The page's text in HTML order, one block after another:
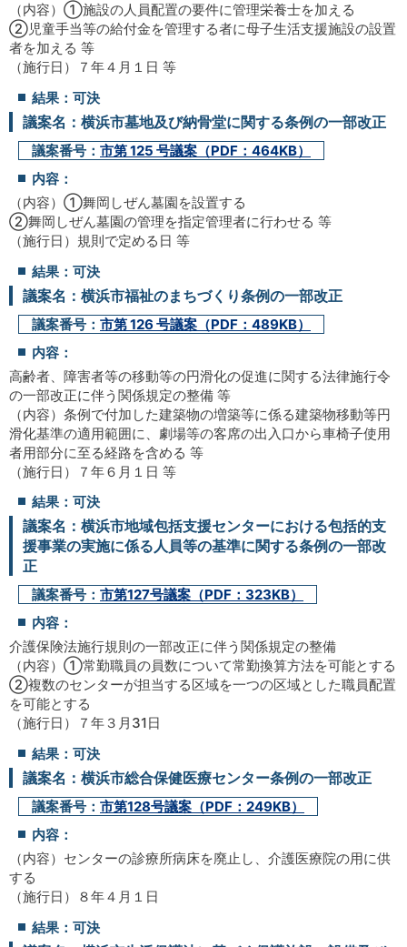
（内容）①施設の人員配置の要件に管理栄養士を加える
②児童手当等の給付金を管理する者に母子生活支援施設の設置
者を加える 等
（施行日）７年４月１日 等
結果：可決
議案名：横浜市墓地及び納骨堂に関する条例の一部改正
議案番号： 市第 125 号議案（PDF：464KB）
内容：
（内容）①舞岡しぜん墓園を設置する
②舞岡しぜん墓園の管理を指定管理者に行わせる 等
（施行日）規則で定める日 等
結果：可決
議案名：横浜市福祉のまちづくり条例の一部改正
議案番号： 市第 126 号議案（PDF：489KB）
内容：
高齢者、障害者等の移動等の円滑化の促進に関する法律施行令
の一部改正に伴う関係規定の整備 等
（内容）条例で付加した建築物の増築等に係る建築物移動等円
滑化基準の適用範囲に、劇場等の客席の出入口から車椅子使用
者用部分に至る経路を含める 等
（施行日）７年６月１日 等
結果：可決
議案名：横浜市地域包括支援センターにおける包括的支
援事業の実施に係る人員等の基準に関する条例の一部改
正
議案番号： 市第127号議案（PDF：323KB）
内容：
介護保険法施行規則の一部改正に伴う関係規定の整備
（内容）①常勤職員の員数について常勤換算方法を可能とする
②複数のセンターが担当する区域を一つの区域とした職員配置
を可能とする
（施行日）７年３月31日
結果：可決
議案名：横浜市総合保健医療センター条例の一部改正
議案番号： 市第128号議案（PDF：249KB）
内容：
（内容）センターの診療所病床を廃止し、介護医療院の用に供
する
（施行日）８年４月１日
結果：可決